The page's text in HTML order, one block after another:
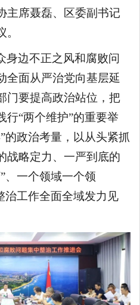
主席聂磊、区委副书记
身边不正之风和腐败问
全面从严治党向基层延
门要提高政治站位，把
行“两个维护”的重要举
的政治考量，以从头紧抓
战略定力、一严到底的
、一个领域一个领
治工作全面全域发力见